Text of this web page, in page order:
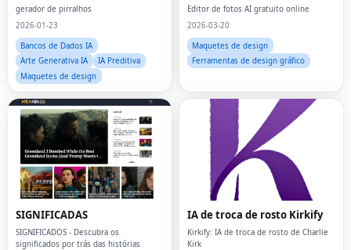
gerador de pirralhos
2026-01-23
Bancos de Dados IA
Arte Generativa IA
IA Preditiva
Maquetes de design
Editor de fotos AI gratuito online
2026-03-20
Maquetes de design
Ferramentas de design gráfico
SIGNIFICADAS
SIGNIFICADOS - Descubra os
significados por trás das histórias
IA de troca de rosto Kirkify
Kirkify: IA de troca de rosto de Charlie
Kirk